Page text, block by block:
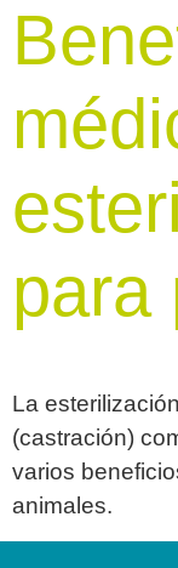
para
La
(castración)
varios
animales.